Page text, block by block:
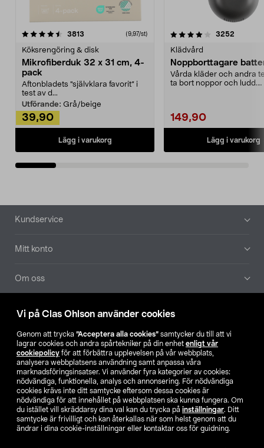
Vi på Clas Ohlson använder cookies
Genom att trycka ”Acceptera alla cookies” samtycker du till att vi
lagrar cookies och andra spårtekniker på din enhet enligt vår
cookiepolicy för att förbättra upplevelsen på vår webbplats,
analysera webbplatsens användning samt anpassa våra
marknadsföringsinsatser. Vi använder fyra kategorier av cookies:
nödvändiga, funktionella, analys och annonsering. För nödvändiga
cookies krävs inte ditt samtycke eftersom dessa cookies är
nödvändiga för att innehållet på webbplatsen ska kunna fungera. Om
du istället vill skräddarsy dina val kan du trycka på inställningar. Ditt
samtycke är frivilligt och kan återkallas när som helst genom att du
ändrar i dina cookie-inställningar eller kontaktar oss för guidning.
3813 (9,97/st)
Köksrengöring & disk
Mikrofiberduk 32 x 31 cm, 4-
pack
Aftonbladets "självklara favorit” i
test av d...
Utförande: Grå/beige
39,90
Lägg i varukorg
4.0av 5 stjärnor 3252
Klädvård
Noppborttagare
Vårda kläder och andra
ta bort noppor och ludd.
149,90
Lägg i varukorg
4.5av 5 stjärnor
Sidfot
Kundservice
Mitt konto
Om oss
Aktuellt
Våra bolag
Hitta butik
SE NO FI